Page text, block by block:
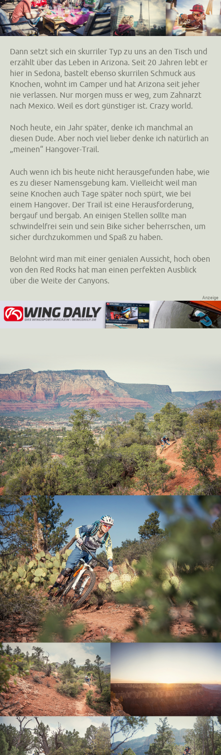
Dann setzt sich ein skurriler Typ zu uns an den Tisch und
erzählt über das Leben in Arizona. Seit 20 Jahren lebt er
hier in Sedona, bastelt ebenso skurrilen Schmuck aus
Knochen, wohnt im Camper und hat Arizona seit jeher
nie verlassen. Nur morgen muss er weg, zum Zahnarzt
nach Mexico. Weil es dort günstiger ist. Crazy world.
Noch heute, ein Jahr später, denke ich manchmal an
diesen Dude. Aber noch viel lieber denke ich natürlich an
„meinen“ Hangover-Trail.
Auch wenn ich bis heute nicht herausgefunden habe, wie
es zu dieser Namensgebung kam. Vielleicht weil man
seine Knochen auch Tage später noch spürt, wie bei
einem Hangover. Der Trail ist eine Herausforderung,
bergauf und bergab. An einigen Stellen sollte man
schwindelfrei sein und sein Bike sicher beherrschen, um
sicher durchzukommen und Spaß zu haben.
Belohnt wird man mit einer genialen Aussicht, hoch oben
von den Red Rocks hat man einen perfekten Ausblick
über die Weite der Canyons.